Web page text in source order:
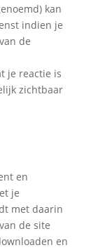
kan
indien je
de
je reactie is
zichtbaar
en
je
met daarin
de site
en